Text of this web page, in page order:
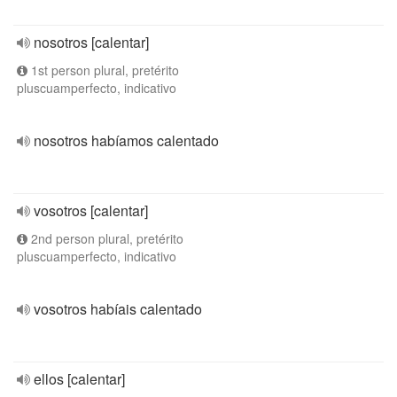
nosotros [calentar]
1st person plural, pretérito
pluscuamperfecto, indicativo
nosotros habíamos calentado
vosotros [calentar]
2nd person plural, pretérito
pluscuamperfecto, indicativo
vosotros habíais calentado
ellos [calentar]